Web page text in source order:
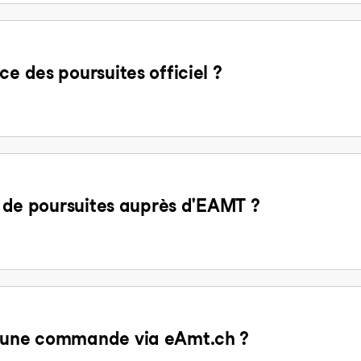
des poursuites officiel ?
poursuites auprès d'EAMT ?
commande via eAmt.ch ?